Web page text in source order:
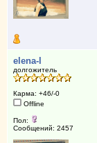
elena-l
долгожитель
Карма: +46/-0
Offline
Пол:
Сообщений: 2457